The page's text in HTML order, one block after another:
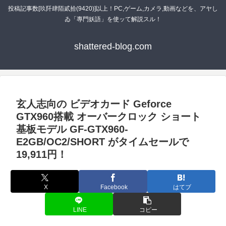
投稿記事数[玖阡肆陌貳拾(9420)]以上！PC,ゲーム,カメラ,動画などを、アヤし
ゐ「專門妖語」を使ッて解説スル！
shattered-blog.com
玄人志向の ビデオカード Geforce
GTX960搭載 オーバークロック ショート
基板モデル GF-GTX960-
E2GB/OC2/SHORT がタイムセールで
19,911円！
X Facebook はてブ
LINE コピー